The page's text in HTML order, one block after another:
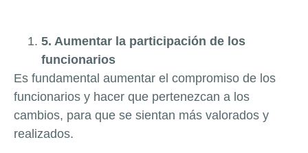
5. Aumentar la participación de los
funcionarios
Es fundamental aumentar el compromiso de los
funcionarios y hacer que pertenezcan a los
cambios, para que se sientan más valorados y
realizados.